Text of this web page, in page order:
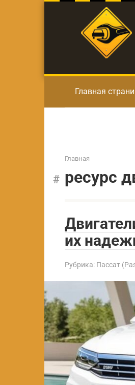
Главная
Главная
ресурс
их
Рубрика: Пассат